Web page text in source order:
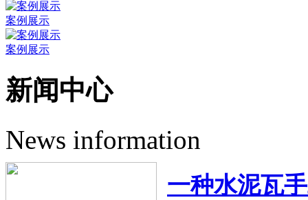
案例展示
案例展示
新闻中心
News information
一种水泥瓦